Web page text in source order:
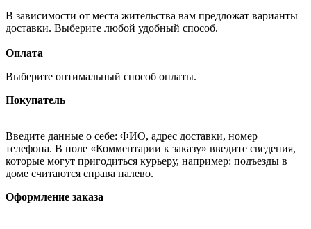
В зависимости от места жительства вам предложат варианты
доставки. Выберите любой удобный способ.
Оплата
Выберите оптимальный способ оплаты.
Покупатель
Введите данные о себе: ФИО, адрес доставки, номер
телефона. В поле «Комментарии к заказу» введите сведения,
которые могут пригодиться курьеру, например: подъезды в
доме считаются справа налево.
Оформление заказа